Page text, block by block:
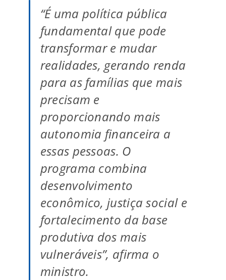
“É uma política pública
fundamental que pode
transformar e mudar
realidades, gerando renda
para as famílias que mais
precisam e
proporcionando mais
autonomia financeira a
essas pessoas. O
programa combina
desenvolvimento
econômico, justiça social e
fortalecimento da base
produtiva dos mais
vulneráveis”, afirma o
ministro.